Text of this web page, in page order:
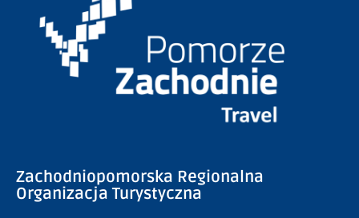
Zachodniopomorska Regionalna
Organizacja Turystyczna